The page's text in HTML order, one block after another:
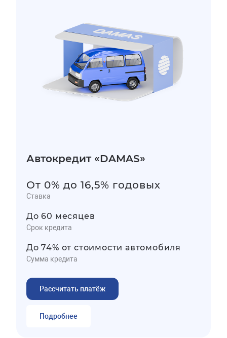
Автокредит «DAMAS»
От 0% до 16,5% годовых
Ставка
До 60 месяцев
Срок кредита
До 74% от стоимости автомобиля
Сумма кредита
Рассчитать платёж
Подробнее